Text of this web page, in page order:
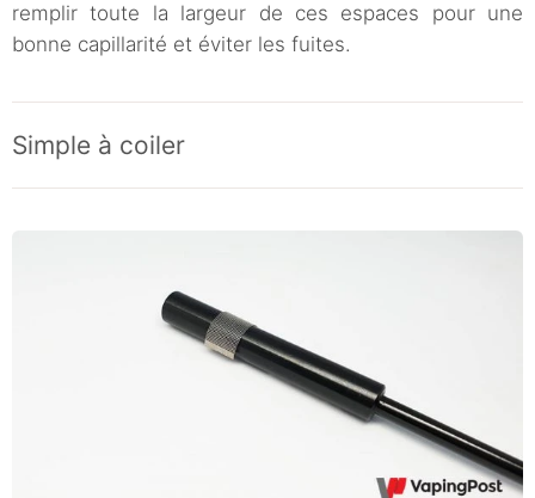
remplir toute la largeur de ces espaces pour une
bonne capillarité et éviter les fuites.
Simple à coiler